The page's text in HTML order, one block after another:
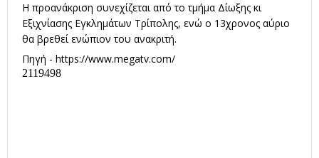
Η προανάκριση συνεχίζεται από το τμήμα Δίωξης κι
Εξιχνίασης Εγκλημάτων Τρίπολης, ενώ ο 13χρονος αύριο
θα βρεθεί ενώπιον του ανακριτή.
Πηγή - https://www.megatv.com/